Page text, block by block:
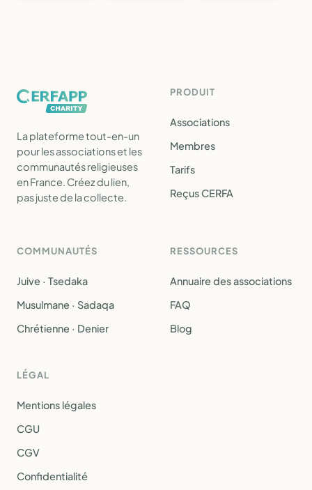
La plateforme tout-en-un
pour les associations et les
communautés religieuses
en France. Créez du lien,
pas juste de la collecte.
PRODUIT
Associations
Membres
Tarifs
Reçus CERFA
COMMUNAUTÉS
Juive · Tsedaka
Musulmane · Sadaqa
Chrétienne · Denier
RESSOURCES
Annuaire des associations
FAQ
Blog
LÉGAL
Mentions légales
CGU
CGV
Confidentialité